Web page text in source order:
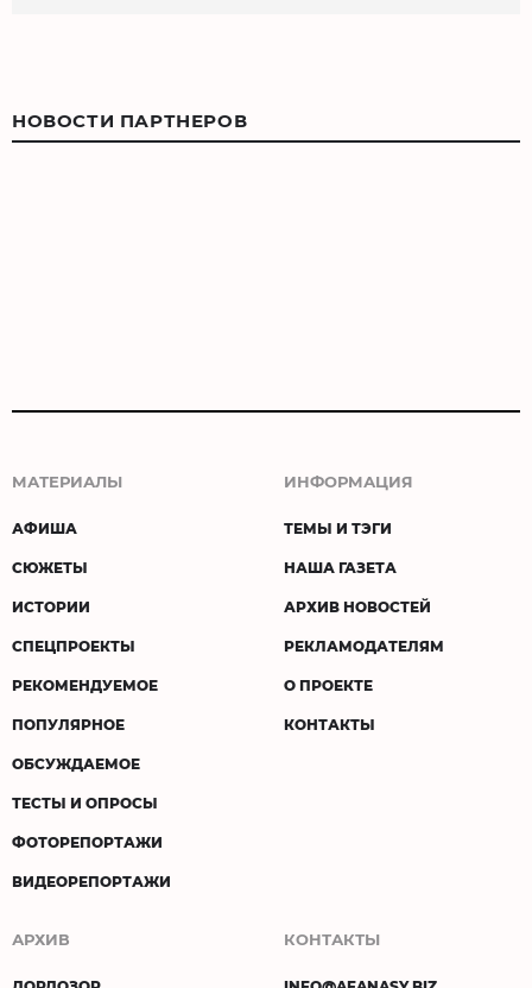
НОВОСТИ ПАРТНЕРОВ
МАТЕРИАЛЫ
АФИША
СЮЖЕТЫ
ИСТОРИИ
СПЕЦПРОЕКТЫ
РЕКОМЕНДУЕМОЕ
ПОПУЛЯРНОЕ
ОБСУЖДАЕМОЕ
ТЕСТЫ И ОПРОСЫ
ФОТОРЕПОРТАЖИ
ВИДЕОРЕПОРТАЖИ
ИНФОРМАЦИЯ
ТЕМЫ И ТЭГИ
НАША ГАЗЕТА
АРХИВ НОВОСТЕЙ
РЕКЛАМОДАТЕЛЯМ
О ПРОЕКТЕ
КОНТАКТЫ
АРХИВ КОНТАКТЫ